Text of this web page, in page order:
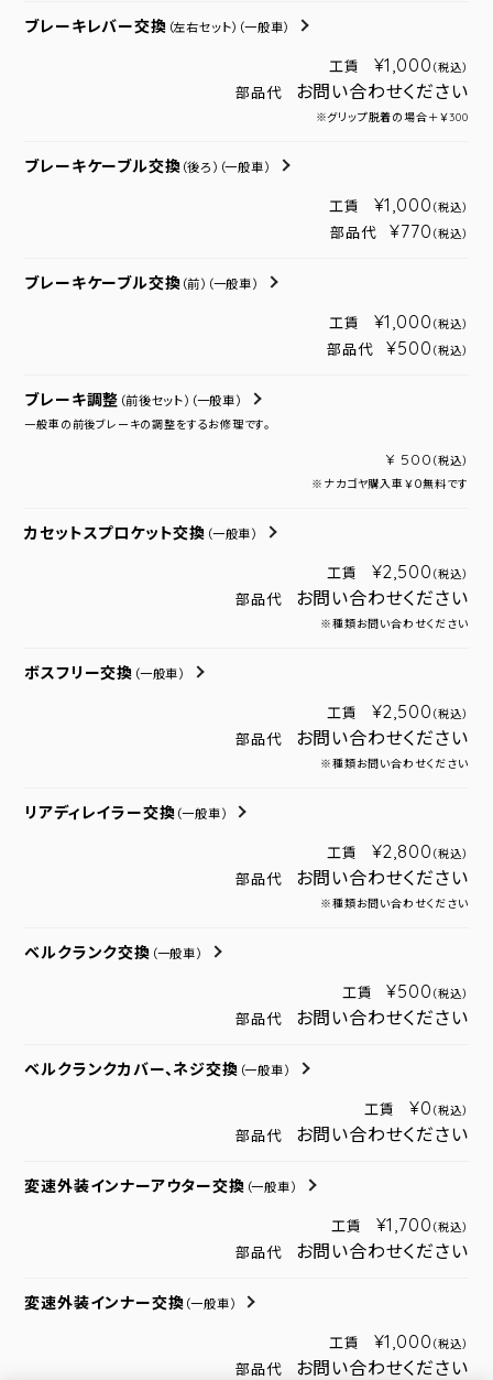
ブレーキレバー交換 （左右セット） （一般車）
工賃 ¥1,000 （税込）
部品代 お問い合わせください
※グリップ脱着の場合＋￥300
ブレーキケーブル交換 （後ろ） （一般車）
工賃 ¥1,000 （税込）
部品代 ¥770 （税込）
ブレーキケーブル交換 （前） （一般車）
工賃 ¥1,000 （税込）
部品代 ¥500 （税込）
ブレーキ調整 （前後セット） （一般車）
一般車の前後ブレーキの調整をするお修理です。
¥ 500 （税込）
※ナカゴヤ購入車￥０無料です
カセットスプロケット交換 （一般車）
工賃 ¥2,500 （税込）
部品代 お問い合わせください
※種類お問い合わせください
ボスフリー交換 （一般車）
工賃 ¥2,500 （税込）
部品代 お問い合わせください
※種類お問い合わせください
リアディレイラー交換 （一般車）
工賃 ¥2,800 （税込）
部品代 お問い合わせください
※種類お問い合わせください
ベルクランク交換 （一般車）
工賃 ¥500 （税込）
部品代 お問い合わせください
ベルクランクカバー、ネジ交換 （一般車）
工賃 ¥0 （税込）
部品代 お問い合わせください
変速外装インナーアウター交換 （一般車）
工賃 ¥1,700 （税込）
部品代 お問い合わせください
変速外装インナー交換 （一般車）
工賃 ¥1,000 （税込）
部品代 お問い合わせください